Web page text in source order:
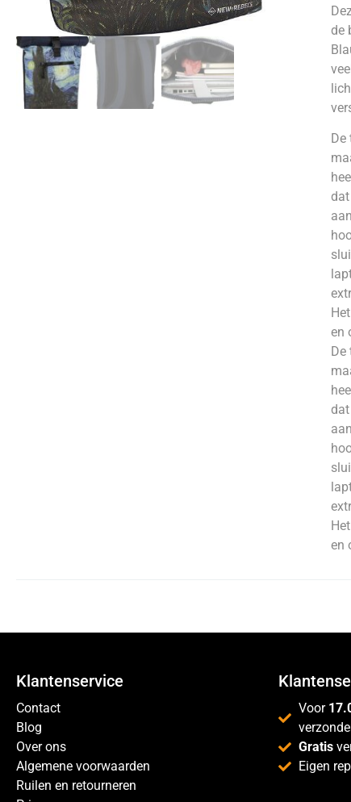
de
en
en
Klantenservice
Contact
Blog
Over ons
Algemene voorwaarden
Ruilen en retourneren
Voor
Gratis
Eigen